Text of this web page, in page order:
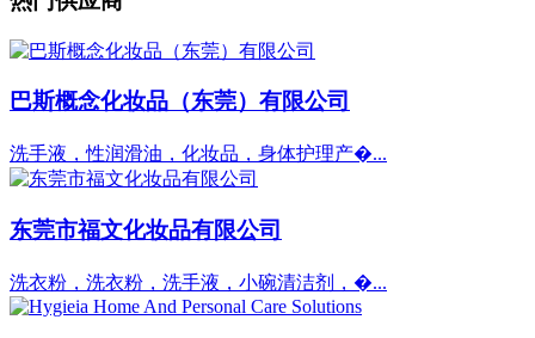
巴斯概念化妆品（东莞）有限公司
洗手液，性润滑油，化妆品，身体护理产�...
东莞市福文化妆品有限公司
洗衣粉，洗衣粉，洗手液，小碗清洁剂，�...